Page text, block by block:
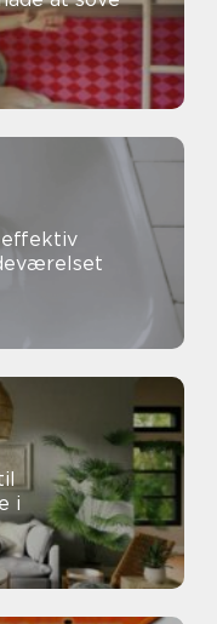
effektiv
i